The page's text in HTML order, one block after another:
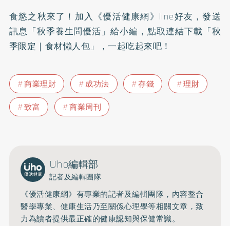
食慾之秋來了！加入 《優活健康網》line好友 ，發送
訊息「秋季養生問優活」給小編，點取連結下載「秋
季限定｜食材懶人包」，一起吃起來吧！
商業理財 成功法 存錢
理財
致富
商業周刊
Uho編輯部
記者及編輯團隊
《優活健康網》有專業的記者及編輯團隊，內容整合
醫學專業、健康生活乃至關係心理學等相關文章，致
力為讀者提供最正確的健康認知與保健常識。